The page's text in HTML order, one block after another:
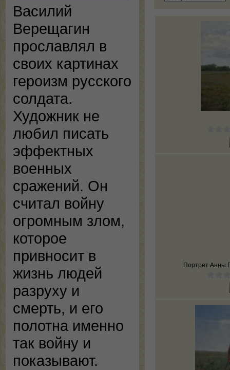
Василий
Верещагин
прославлял в
своих картинах
героизм русского
солдата.
Художник не
любил писать
эффектных
военных
сражений. Он
считал войну
огромным злом,
которое
привносит в
жизнь людей
разруху и
смерть, и его
полотна именно
так войну и
показывают.
Портрет Анны